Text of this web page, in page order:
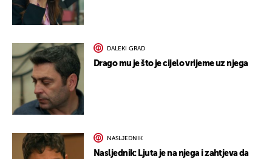
DALEKI GRAD
Drago mu je što je cijelo vrijeme uz njega
NASLJEDNIK
Nasljednik: Ljuta je na njega i zahtjeva da